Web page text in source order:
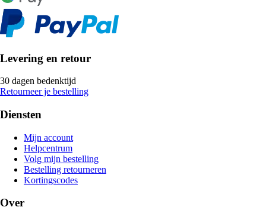
Levering en retour
30 dagen bedenktijd
Retourneer je bestelling
Diensten
Mijn account
Helpcentrum
Volg mijn bestelling
Bestelling retourneren
Kortingscodes
Over